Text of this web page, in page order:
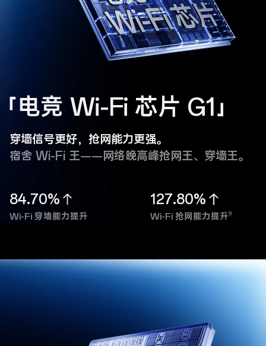
电竞 Wi-Fi 芯片 G1」
穿墙信号更好，抢网能力更强。
宿舍 Wi-Fi 王——网络晚高峰抢网王、穿墙王。
84.70%
Wi-Fi 穿墙能力提升
127.80%
Wi-Fi 抢网能力提升9